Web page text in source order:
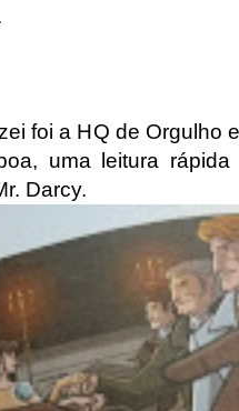
foi a HQ de Orgulho
uma leitura
Darcy.